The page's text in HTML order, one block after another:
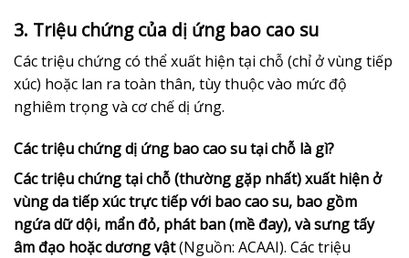
3. Triệu chứng của dị ứng bao cao su
Các triệu chứng có thể xuất hiện tại chỗ (chỉ ở vùng tiếp
xúc) hoặc lan ra toàn thân, tùy thuộc vào mức độ
nghiêm trọng và cơ chế dị ứng.
Các triệu chứng dị ứng bao cao su tại chỗ là gì?
Các triệu chứng tại chỗ (thường gặp nhất) xuất hiện ở
vùng da tiếp xúc trực tiếp với bao cao su, bao gồm
ngứa dữ dội, mẩn đỏ, phát ban (mề đay), và sưng tấy
âm đạo hoặc dương vật(Nguồn: ACAAI). Các triệu